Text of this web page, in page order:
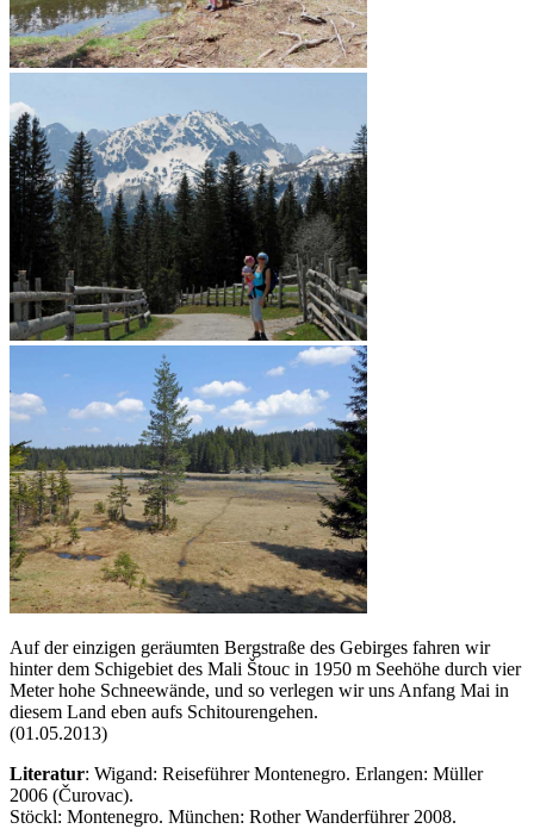
Auf der einzigen geräumten Bergstraße des Gebirges fahren wir
hinter dem Schigebiet des Mali Štouc in 1950 m Seehöhe durch vier
Meter hohe Schneewände, und so verlegen wir uns Anfang Mai in
diesem Land eben aufs Schitourengehen.
(01.05.2013)
Literatur: Wigand: Reiseführer Montenegro. Erlangen: Müller
2006 (Čurovac).
Stöckl: Montenegro. München: Rother Wanderführer 2008.